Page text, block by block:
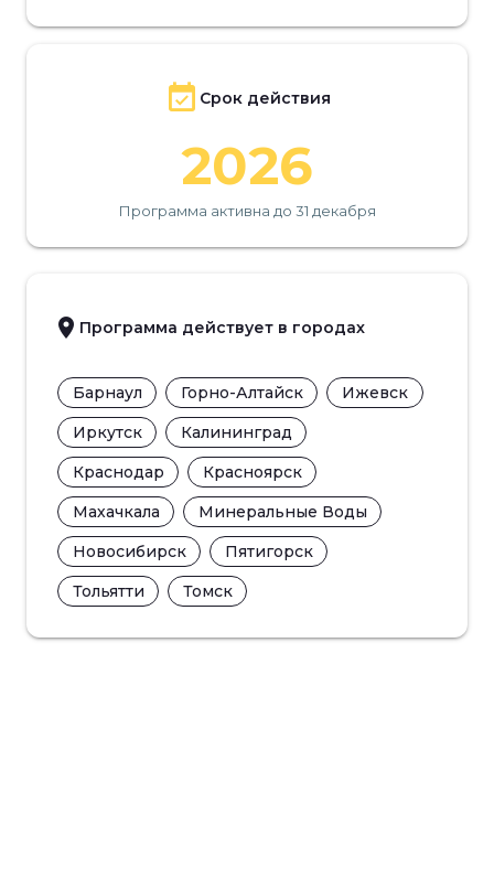
Срок действия
2026
Программа активна до 31 декабря
Программа действует в городах
Барнаул Горно-Алтайск
Ижевск
Иркутск
Калининград
Краснодар
Красноярск
Махачкала
Минеральные Воды
Новосибирск
Пятигорск
Тольятти
Томск